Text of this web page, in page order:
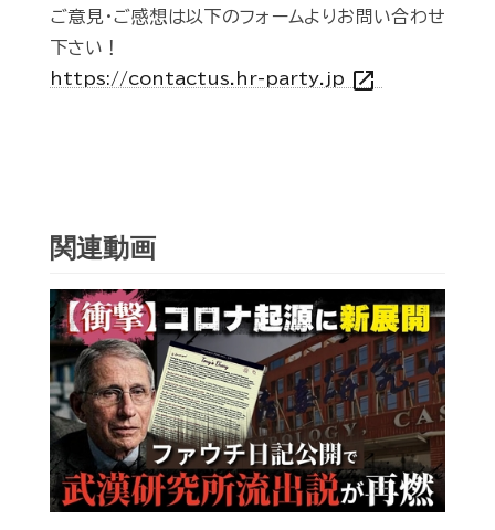
ご意見・ご感想は以下のフォームよりお問い合わせ
下さい！
https://contactus.hr-party.jp open_in_new
関連動画